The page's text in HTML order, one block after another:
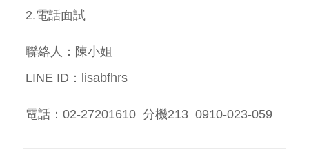
2.電話面試
聯絡人：陳小姐
LINE ID：lisabfhrs
電話：02-27201610 分機213 0910-023-059